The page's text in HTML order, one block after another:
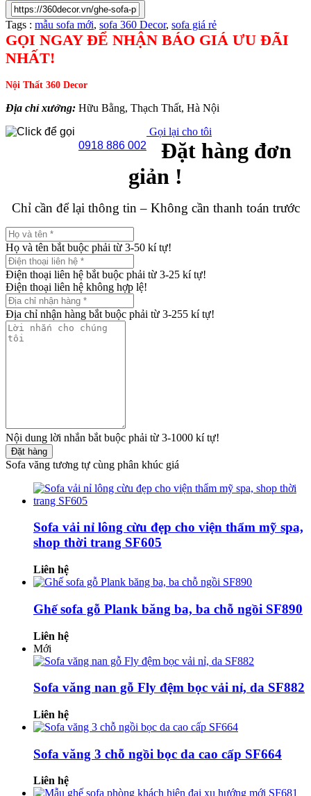
Tags : mẫu sofa mới, sofa 360 Decor, sofa giá rẻ
GỌI NGAY ĐỂ NHẬN BÁO GIÁ ƯU ĐÃI
NHẤT!
Nội Thất 360 Decor
Địa chỉ xưởng: Hữu Bằng, Thạch Thất, Hà Nội
0918 886 002
Gọi lại cho tôi
Đặt hàng đơn
giản !
Chỉ cần để lại thông tin – Không cần thanh toán trước
Họ và tên bắt buộc phải từ 3-50 kí tự!
Điện thoại liên hệ bắt buộc phải từ 3-25 kí tự!
Điện thoại liên hệ không hợp lệ!
Địa chỉ nhận hàng bắt buộc phải từ 3-255 kí tự!
Nội dung lời nhắn bắt buộc phải từ 3-1000 kí tự!
Đặt hàng
Sofa văng tương tự cùng phân khúc giá
Sofa vải nỉ lông cừu đẹp cho viện thẩm mỹ spa,
shop thời trang SF605
Liên hệ
Ghế sofa gỗ Plank băng ba, ba chỗ ngồi SF890
Liên hệ
Mới
Sofa văng nan gỗ Fly đệm bọc vải nỉ, da SF882
Liên hệ
Sofa văng 3 chỗ ngồi bọc da cao cấp SF664
Liên hệ